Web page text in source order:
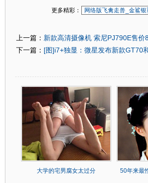
更多精彩： 网络版飞禽走兽_金鲨
上一篇： 新款高清摄像机 索尼PJ790E售价
下一篇： [图]i7+独显：微星发布新款GT70
大学的宅男腐女太过分 50年来最